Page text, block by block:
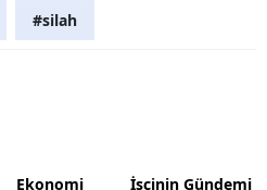
Aksaray
#silah
Ekonomi İşçinin Gündemi